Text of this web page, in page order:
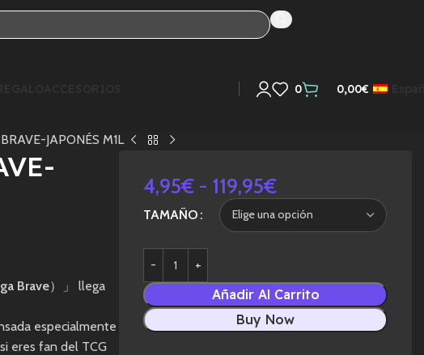
0 0,00€
JAPONÉS M1L
Brave）」 llega
especialmente
eres fan del TCG
4,95€ - 119,95€
TAMAÑO
Añadir Al Carrito
Buy Now